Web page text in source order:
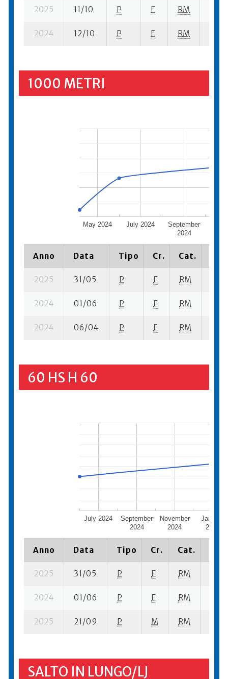
2025 11/10 P E RM
2024 12/10 P E RM
1000 METRI
May 2024 July 2024
September
2024
Anno Data Tipo Cr. Cat.
2025 31/05 P E RM
2024 01/06 P E RM
2024 06/04 P E RM
60 HS H 60
July 2024
September
2024
November
2024
January
2025
Anno Data Tipo Cr. Cat.
2025 31/05 P E RM
2024 01/06 P E RM
2025 21/09 P M RM
SALTO IN LUNGO/LJ